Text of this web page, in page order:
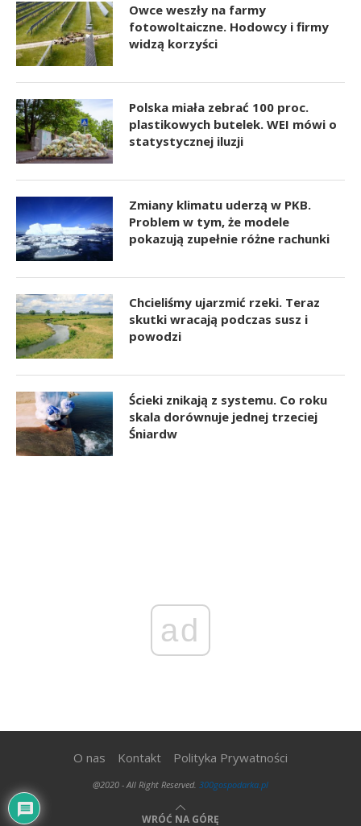
Owce weszły na farmy
fotowoltaiczne. Hodowcy i firmy
widzą korzyści
Polska miała zebrać 100 proc.
plastikowych butelek. WEI mówi o
statystycznej iluzji
Zmiany klimatu uderzą w PKB.
Problem w tym, że modele
pokazują zupełnie różne rachunki
Chcieliśmy ujarzmić rzeki. Teraz
skutki wracają podczas susz i
powodzi
Ścieki znikają z systemu. Co roku
skala dorównuje jednej trzeciej
Śniardw
ad
O nas Kontakt Polityka Prywatności
@2020 - All Right Reserved. 300gospodarka.pl
WRÓĆ NA GÓRĘ